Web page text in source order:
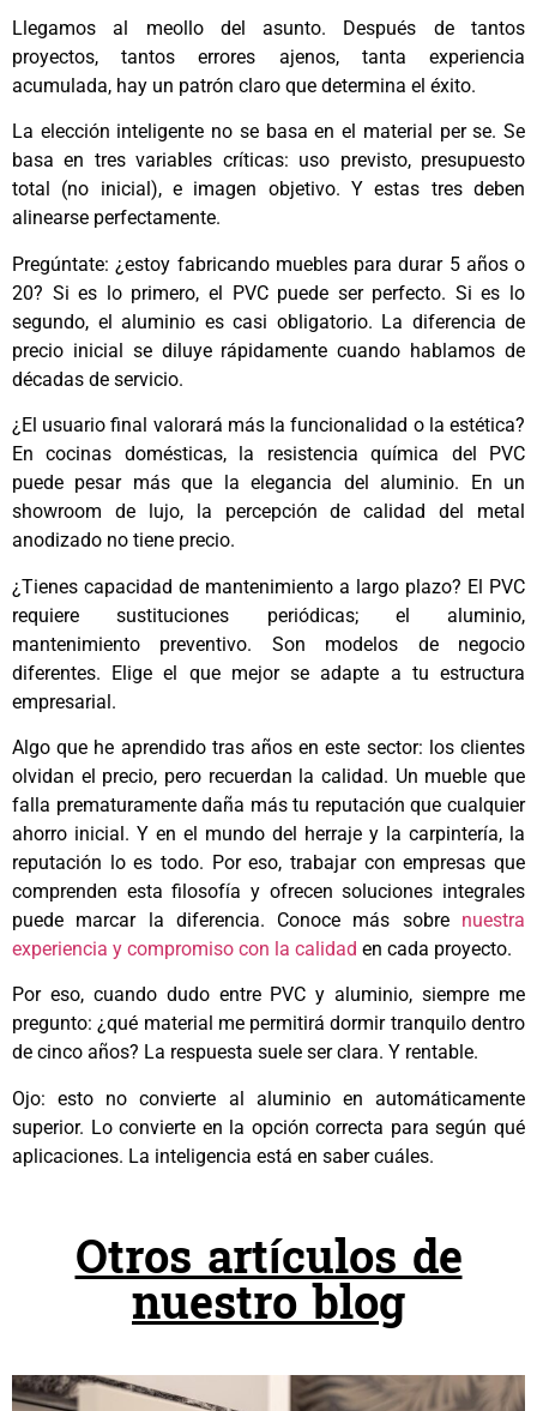
Llegamos al meollo del asunto. Después de tantos
proyectos, tantos errores ajenos, tanta experiencia
acumulada, hay un patrón claro que determina el éxito.
La elección inteligente no se basa en el material per se. Se
basa en tres variables críticas: uso previsto, presupuesto
total (no inicial), e imagen objetivo. Y estas tres deben
alinearse perfectamente.
Pregúntate: ¿estoy fabricando muebles para durar 5 años o
20? Si es lo primero, el PVC puede ser perfecto. Si es lo
segundo, el aluminio es casi obligatorio. La diferencia de
precio inicial se diluye rápidamente cuando hablamos de
décadas de servicio.
¿El usuario final valorará más la funcionalidad o la estética?
En cocinas domésticas, la resistencia química del PVC
puede pesar más que la elegancia del aluminio. En un
showroom de lujo, la percepción de calidad del metal
anodizado no tiene precio.
¿Tienes capacidad de mantenimiento a largo plazo? El PVC
requiere sustituciones periódicas; el aluminio,
mantenimiento preventivo. Son modelos de negocio
diferentes. Elige el que mejor se adapte a tu estructura
empresarial.
Algo que he aprendido tras años en este sector: los clientes
olvidan el precio, pero recuerdan la calidad. Un mueble que
falla prematuramente daña más tu reputación que cualquier
ahorro inicial. Y en el mundo del herraje y la carpintería, la
reputación lo es todo. Por eso, trabajar con empresas que
comprenden esta filosofía y ofrecen soluciones integrales
puede marcar la diferencia. Conoce más sobre nuestra
experiencia y compromiso con la calidad en cada proyecto.
Por eso, cuando dudo entre PVC y aluminio, siempre me
pregunto: ¿qué material me permitirá dormir tranquilo dentro
de cinco años? La respuesta suele ser clara. Y rentable.
Ojo: esto no convierte al aluminio en automáticamente
superior. Lo convierte en la opción correcta para según qué
aplicaciones. La inteligencia está en saber cuáles.
Otros artículos de
nuestro blog